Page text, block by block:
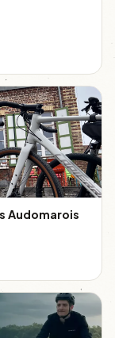
Audomarois